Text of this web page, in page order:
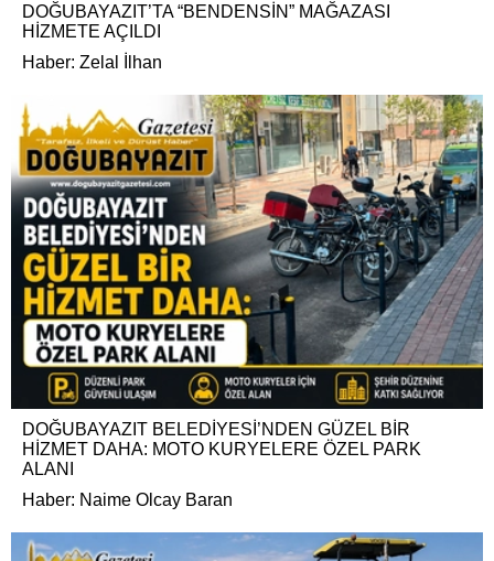
DOĞUBAYAZIT’TA “BENDENSİN” MAĞAZASI
HİZMETE AÇILDI
Haber: Zelal İlhan
DOĞUBAYAZIT BELEDİYESİ’NDEN GÜZEL BİR
HİZMET DAHA: MOTO KURYELERE ÖZEL PARK
ALANI
Haber: Naime Olcay Baran